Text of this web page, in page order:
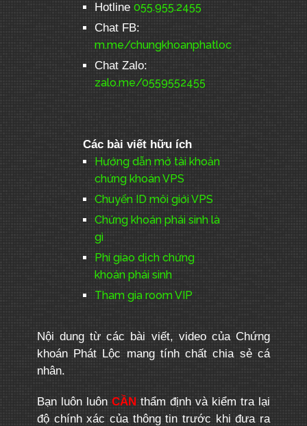
Hotline 055.955.2455
Chat FB:
m.me/chungkhoanphatloc
Chat Zalo:
zalo.me/0559552455
Các bài viết hữu ích
Hướng dẫn mở tài khoản
chứng khoán VPS
Chuyển ID môi giới VPS
Chứng khoán phái sinh là
gì
Phí giao dịch chứng
khoán phái sinh
Tham gia room VIP
Nội dung từ các bài viết, video của Chứng
khoán Phát Lộc mang tính chất chia sẻ cá
nhân.
Bạn luôn luôn CẦN thẩm định và kiểm tra lại
độ chính xác của thông tin trước khi đưa ra